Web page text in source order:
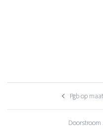
Pgb op
Doorstroom